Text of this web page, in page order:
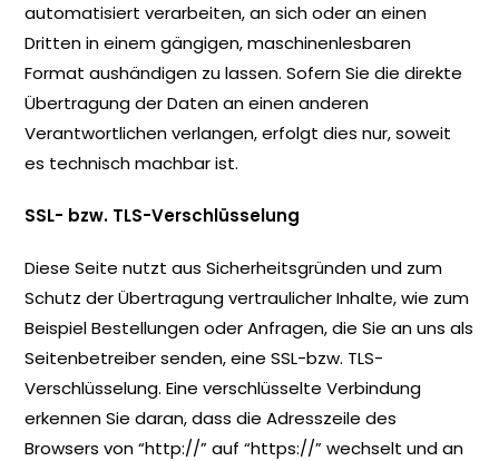
automatisiert verarbeiten, an sich oder an einen
Dritten in einem gängigen, maschinenlesbaren
Format aushändigen zu lassen. Sofern Sie die direkte
Übertragung der Daten an einen anderen
Verantwortlichen verlangen, erfolgt dies nur, soweit
es technisch machbar ist.
SSL- bzw. TLS-Verschlüsselung
Diese Seite nutzt aus Sicherheitsgründen und zum
Schutz der Übertragung vertraulicher Inhalte, wie zum
Beispiel Bestellungen oder Anfragen, die Sie an uns als
Seitenbetreiber senden, eine SSL-bzw. TLS-
Verschlüsselung. Eine verschlüsselte Verbindung
erkennen Sie daran, dass die Adresszeile des
Browsers von “http://” auf “https://” wechselt und an